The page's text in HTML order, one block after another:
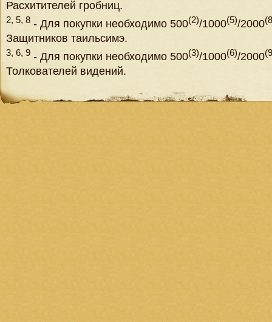
Расхитителей гробниц.
2, 5, 8 - Для покупки необходимо 500(2)/1000(5)/2000
Защитников таильсимэ.
3, 6, 9 - Для покупки необходимо 500(3)/1000(6)/2000
Толкователей видений.